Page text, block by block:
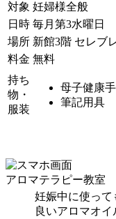
対象 妊婦様全般
日時 毎月第3水曜日
場所 新館3階 セレブ
料金 無料
持ち
物・
服装
母子健康
筆記用具
アロマテラピー教室
妊娠中に使っ
良いアロマオイ